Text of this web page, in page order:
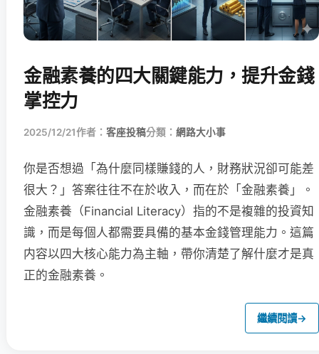
金融素養的四大關鍵能力，提升金錢
掌控力
2025/12/21作者： 客座投稿分類： 網路大小事
你是否想過「為什麼同樣賺錢的人，財務狀況卻可能差
很大？」答案往往不在於收入，而在於「金融素養」。
金融素養（Financial Literacy）指的不是複雜的投資知
識，而是每個人都需要具備的基本金錢管理能力。這篇
内容以四大核心能力為主軸，帶你清楚了解什麼才是真
正的金融素養。
繼續閱讀→